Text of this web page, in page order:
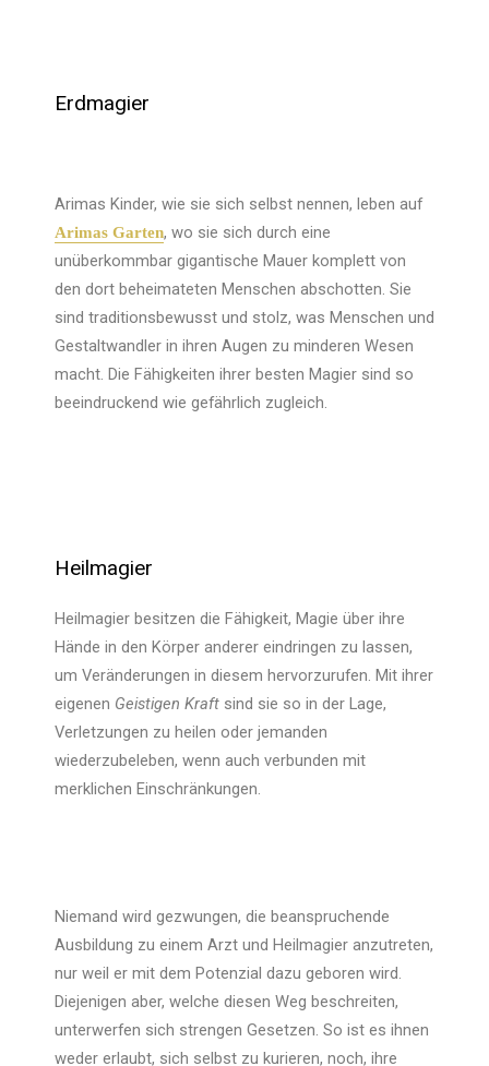
Erdmagier
Arimas Kinder, wie sie sich selbst nennen, leben auf
Arimas Garten, wo sie sich durch eine
unüberkommbar gigantische Mauer komplett von
den dort beheimateten Menschen abschotten. Sie
sind traditionsbewusst und stolz, was Menschen und
Gestaltwandler in ihren Augen zu minderen Wesen
macht. Die Fähigkeiten ihrer besten Magier sind so
beeindruckend wie gefährlich zugleich.
Heilmagier
Heilmagier besitzen die Fähigkeit, Magie über ihre
Hände in den Körper anderer eindringen zu lassen,
um Veränderungen in diesem hervorzurufen. Mit ihrer
eigenen Geistigen Kraft sind sie so in der Lage,
Verletzungen zu heilen oder jemanden
wiederzubeleben, wenn auch verbunden mit
merklichen Einschränkungen.
Niemand wird gezwungen, die beanspruchende
Ausbildung zu einem Arzt und Heilmagier anzutreten,
nur weil er mit dem Potenzial dazu geboren wird.
Diejenigen aber, welche diesen Weg beschreiten,
unterwerfen sich strengen Gesetzen. So ist es ihnen
weder erlaubt, sich selbst zu kurieren, noch, ihre